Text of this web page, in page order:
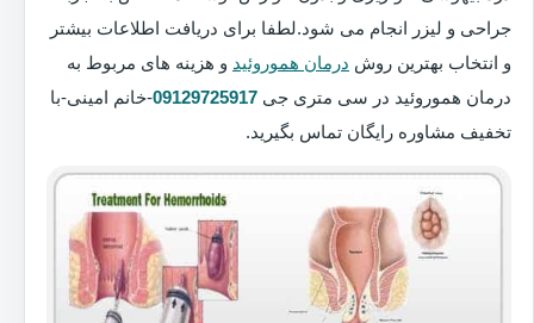
جراحی و لیزر انجام می شود.لطفا برای دریافت اطلاعات بیشتر
و انتخاب بهترین روش درمان هموروئید و هزینه های مربوط به
درمان هموروئید در سی متری جی 09129725917-خانم امینی-با
تخفیف مشاوره رایگان تماس بگیرید.